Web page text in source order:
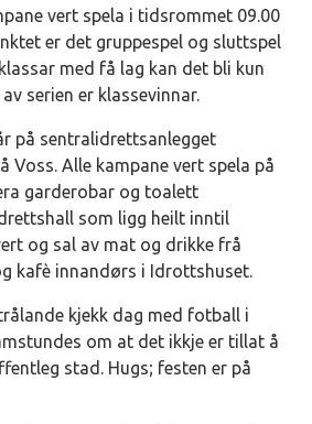
vert spela i tidsrommet 09.00
er det gruppespel og sluttspel
med få lag kan det bli kun
serien er klassevinnar.
på sentralidrettsanlegget
Voss. Alle kampane vert spela på
garderobar og toalett
som ligg heilt inntil
og sal av mat og drikke frå
kafè innandørs i Idrottshuset.
kjekk dag med fotball i
om at det ikkje er tillat å
stad. Hugs; festen er på